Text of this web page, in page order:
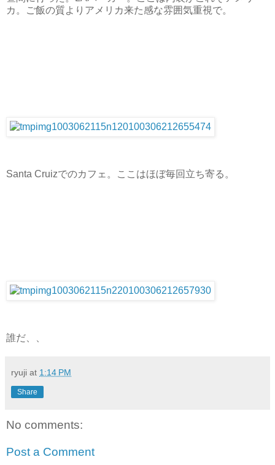
カ。ご飯の質よりアメリカ来た感な雰囲気重視で。
Santa Cruizでのカフェ。ここはほぼ毎回立ち寄る。
誰だ、、
ryuji at 1:14 PM
Share
No comments:
Post a Comment